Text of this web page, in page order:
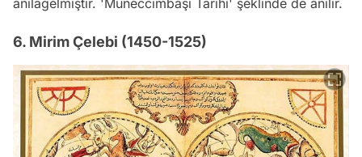
6. Mirim Çelebi (1450-1525)